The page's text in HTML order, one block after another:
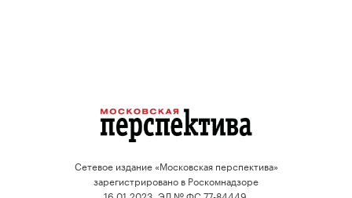
Сетевое издание «Московская перспектива»
зарегистрировано в Роскомнадзоре